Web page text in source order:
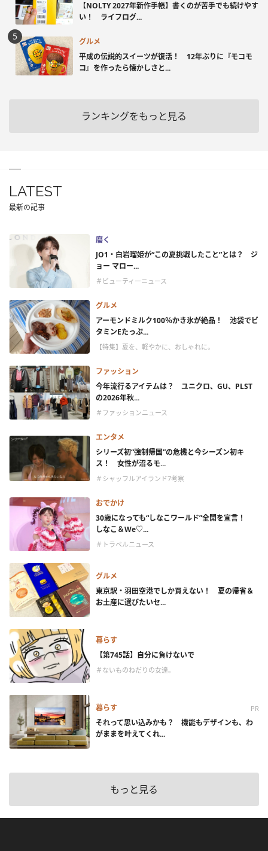
【NOLTY 2027年新作手帳】書くのが苦手でも続けやす
い！ ライフログ...
グルメ
平成の伝説的スイーツが復活！ 12年ぶりに『モコモ
コ』を作ったら懐かしさと...
ランキングをもっと見る
LATEST
最新の記事
磨く
JO1・白岩瑠姫が“この夏挑戦したこと”とは？ ジ
ョー マロー...
＃ビューティーニュース
グルメ
アーモンドミルク100％かき氷が絶品！ 池袋でビ
タミンEたっぷ...
【特集】夏を、軽やかに、おしゃれに。
ファッション
今年流行るアイテムは？ ユニクロ、GU、PLST
の2026年秋...
＃ファッションニュース
エンタメ
シリーズ初“強制帰国”の危機と今シーズン初キ
ス！ 女性が沼るモ...
＃シャッフルアイランド7考察
おでかけ
30歳になっても“しなこワールド”全開を宣言！
しなこ＆We♡...
＃トラベルニュース
グルメ
東京駅・羽田空港でしか買えない！ 夏の帰省＆
お土産に選びたいセ...
暮らす
【第745話】自分に負けないで
＃ないものねだりの女達。
暮らす PR
それって思い込みかも？ 機能もデザインも、わ
がままを叶えてくれ...
もっと見る